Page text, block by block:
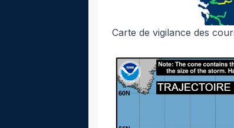
Carte de vigilance des